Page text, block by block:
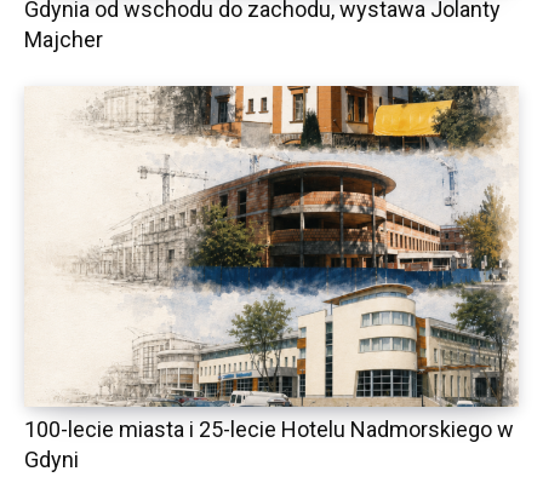
Gdynia od wschodu do zachodu, wystawa Jolanty
Majcher
100-lecie miasta i 25-lecie Hotelu Nadmorskiego w
Gdyni